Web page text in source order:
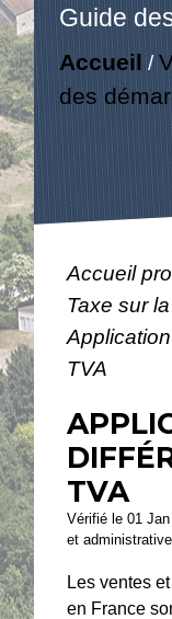
Guide
Accueil /
des
Accueil
Taxe sur
TVA
TVA
Vérifié le 01
et
Les ventes
en France